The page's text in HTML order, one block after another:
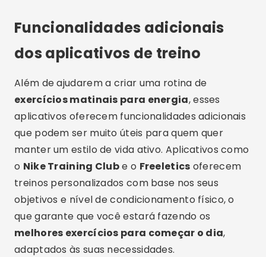
Funcionalidades adicionais
dos aplicativos de treino
Além de ajudarem a criar uma rotina de
exercícios matinais para energia, esses
aplicativos oferecem funcionalidades adicionais
que podem ser muito úteis para quem quer
manter um estilo de vida ativo. Aplicativos como
o Nike Training Clube o Freeletics oferecem
treinos personalizados com base nos seus
objetivos e nível de condicionamento físico, o
que garante que você estará fazendo os
melhores exercícios para começar o dia,
adaptados às suas necessidades.